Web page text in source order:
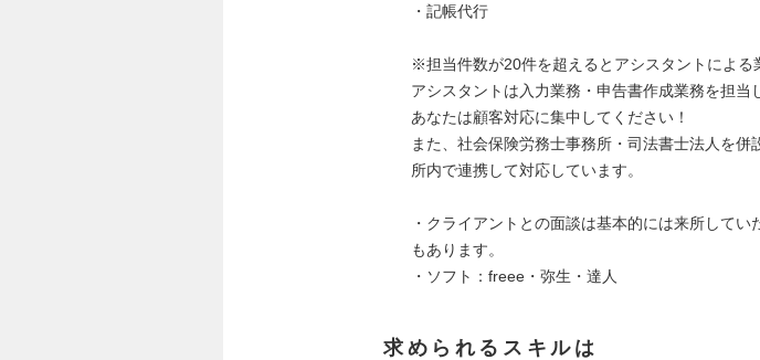
・記帳代行
※担当件数が20件を超えるとアシスタントによる
アシスタントは入力業務・申告書作成業務を担当
あなたは顧客対応に集中してください！
また、社会保険労務士事務所・司法書士法人を
所内で連携して対応しています。
・クライアントとの面談は基本的には来所して
もあります。
・ソフト：freee・弥生・達人
求められるスキルは